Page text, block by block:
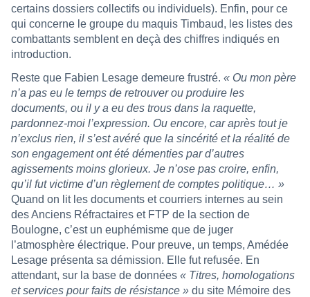
certains dossiers collectifs ou individuels). Enfin, pour ce
qui concerne le groupe du maquis Timbaud, les listes des
combattants semblent en deçà des chiffres indiqués en
introduction.
Reste que Fabien Lesage demeure frustré. « Ou mon père
n’a pas eu le temps de retrouver ou produire les
documents, ou il y a eu des trous dans la raquette,
pardonnez-moi l’expression. Ou encore, car après tout je
n’exclus rien, il s’est avéré que la sincérité et la réalité de
son engagement ont été démenties par d’autres
agissements moins glorieux. Je n’ose pas croire, enfin,
qu’il fut victime d’un règlement de comptes politique… »
Quand on lit les documents et courriers internes au sein
des Anciens Réfractaires et FTP de la section de
Boulogne, c’est un euphémisme que de juger
l’atmosphère électrique. Pour preuve, un temps, Amédée
Lesage présenta sa démission. Elle fut refusée. En
attendant, sur la base de données « Titres, homologations
et services pour faits de résistance » du site Mémoire des